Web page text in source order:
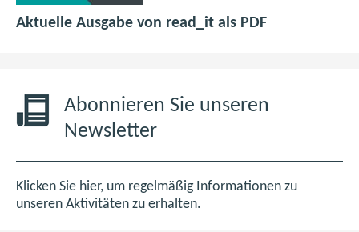
Aktuelle Ausgabe von read_it als PDFp
,
B
(
n
i
m
Abonnieren Sie unseren
Newsletter
Klicken Sie hier, um regelmäßig Informationen zu
unseren Aktivitäten zu erhalten.